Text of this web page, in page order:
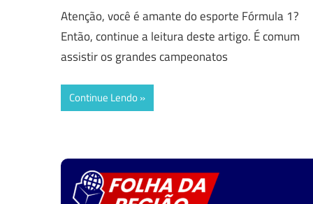
Atenção, você é amante do esporte Fórmula 1?
Então, continue a leitura deste artigo. É comum
assistir os grandes campeonatos
Continue Lendo